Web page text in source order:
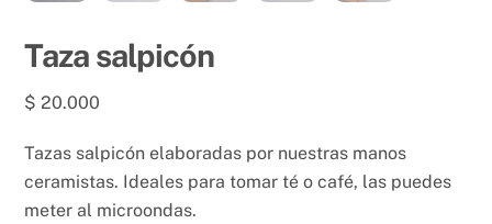
Taza salpicón
$ 20.000
Tazas salpicón elaboradas por nuestras manos
ceramistas. Ideales para tomar té o café, las puedes
meter al microondas.